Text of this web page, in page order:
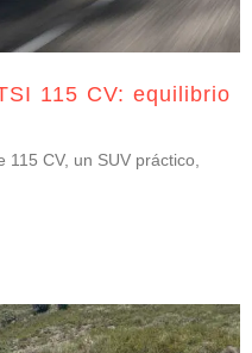
115 CV: equilibrio
CV, un SUV práctico,